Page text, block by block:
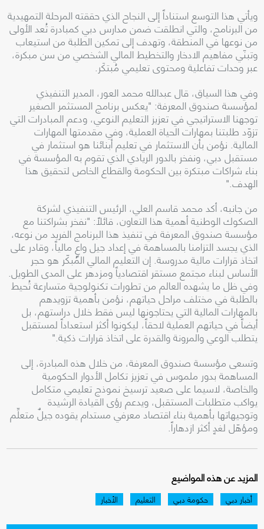
ويأتي هذا التوسع استناداً إلى النجاح الذي حققته المرحلة التمهيدية
من البرنامج، والتي انطلقت ضمن مدارس دبي كمبادرة تُعد الأولى
من نوعها في المنطقة، وتهدف إلى تمكين الطلبة من استيعاب
وتبنّي مفاهيم الادخار والتخطيط المالي الشخصي من سن مبكرة،
عبر وحدات تفاعلية ومحتوى تعليمي مُبتكَر.
وفي هذا السياق، قال عبدالله محمد العور، المدير التنفيذي
لمؤسسة صندوق المعرفة: "يعكس برنامج المستثمر الصغير
توجهنا الاستراتيجي في تعزيز التعليم النوعي، ودعم المبادرات التي
تزوّد طلبتنا بمهارات الحياة العملية، وفي مقدمتها المهارات
المالية. نؤمن بأن الاستثمار في تعليم أبنائنا هو استثمار في
مستقبل دبي، ونفخر بالدور الريادي الذي تقوم به المؤسسة في
بناء شراكات مبتكرة بين الحكومة والقطاع الخاص لتحقيق هذا
الهدف."
من جانبه، أكد محمد قاسم العلي، الرئيس التنفيذي لشركة
الصكوك الوطنية أهمية هذا التعاون، قائلاً: "نفخر بشراكتنا مع
مؤسسة صندوق المعرفة في تنفيذ هذا البرنامج الفريد من نوعه،
الذي يجسد التزامنا بالمساهمة في إعداد جيل واعٍ مالياً، وقادر على
اتخاذ قرارات مالية مدروسة. إن التعليم المالي المُبكّر هو حجر
الأساس لبناء مجتمع مستقر اقتصادياً ومزدهر على المدى الطويل.
وفي ظل ما يشهده العالم من تطورات تكنولوجية متسارعة تُحيط
بالطلبة في مختلف مراحل حياتهم، نؤمن بأهمية تزويدهم
بالمهارات المالية التي يحتاجونها ليس فقط خلال دراستهم، بل
أيضاً في حياتهم العملية لاحقاً، ليكونوا أكثر استعداداً لمستقبل
يتطلب الوعي والمرونة والقدرة على اتخاذ قرارات ذكية."
وتسعى مؤسسة صندوق المعرفة، من خلال هذه المبادرة، إلى
المساهمة بدور ملموس في تعزيز تكامل الأدوار الحكومية
والخاصة، لاسيما على صعيد ترسيخ نموذج تعليمي متكامل
يواكب متطلبات المستقبل، ويدعم رؤى القيادة الرشيدة
وتوجيهاتها بأهمية بناء اقتصاد معرفي مستدام يقوده جيلٌ متعلِّم
ومؤهّل لغدٍ أكثر ازدهاراً.
المزيد عن هذه المواضيع
أخبار دبي حكومة دبي التعليم الأخبار